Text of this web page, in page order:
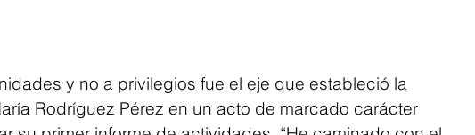
y no a privilegios fue el eje que estableció la
Rodríguez Pérez en un acto de marcado carácter